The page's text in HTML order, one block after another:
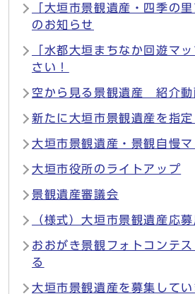
「大垣市景観遺産・四季の
のお知らせ
「水都大垣まちなか回遊マ
さい！
空から見る景観遺産 紹介動
新たに大垣市景観遺産を指
大垣市景観遺産・景観自慢マ
大垣市役所のライトアップ
景観遺産審議会
（様式）大垣市景観遺産応
おおがき景観フォトコンテ
る
大垣市景観遺産を募集してい